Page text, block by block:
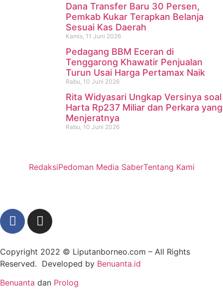
Dana Transfer Baru 30 Persen,
Pemkab Kukar Terapkan Belanja
Sesuai Kas Daerah
Kamis, 11 Juni 2026
Pedagang BBM Eceran di
Tenggarong Khawatir Penjualan
Turun Usai Harga Pertamax Naik
Rabu, 10 Juni 2026
Rita Widyasari Ungkap Versinya soal
Harta Rp237 Miliar dan Perkara yang
Menjeratnya
Rabu, 10 Juni 2026
RedaksiPedoman Media SaberTentang Kami
Copyright 2022 © Liputanborneo.com – All Rights
Reserved. Developed by Benuanta.id
Benuanta dan Prolog